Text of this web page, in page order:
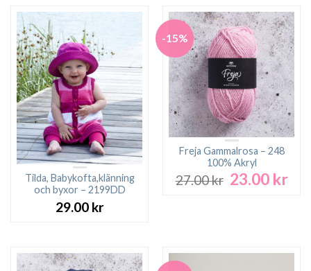
Tilda, Babykofta,klänning
och byxor – 2199DD
29.00 kr
-15%
Freja Gammalrosa – 248
100% Akryl
27.00kr Det
23.00 krDet